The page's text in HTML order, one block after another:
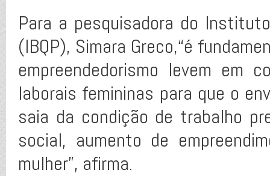
Para a pesquisadora do
(IBQP), Simara Greco,“é
empreendedorismo levem em
laborais femininas para que o
saia da condição de trabalho
social, aumento de
mulher”, afirma.